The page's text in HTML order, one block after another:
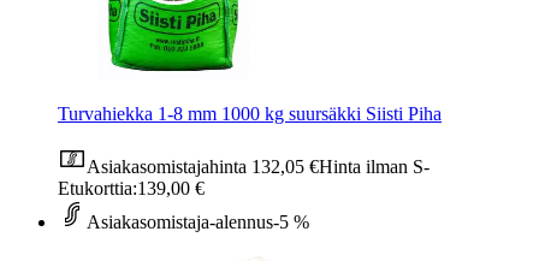
Turvahiekka 1-8 mm 1000 kg suursäkki Siisti Piha
Asiakasomistajahinta 132,05 €Hinta ilman S-
Etukorttia:139,00 €
Asiakasomistaja-alennus-5 %